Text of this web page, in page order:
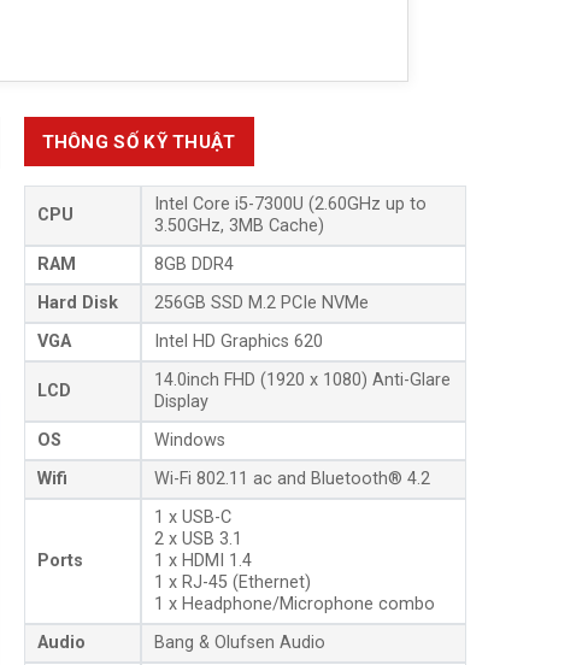
THÔNG SỐ KỸ THUẬT
CPU
Intel Core i5-7300U (2.60GHz up to
3.50GHz, 3MB Cache)
RAM
8GB DDR4
Hard Disk
256GB SSD M.2 PCIe NVMe
VGA
Intel HD Graphics 620
LCD
14.0inch FHD (1920 x 1080) Anti-Glare
Display
OS
Windows
Wifi
Wi-Fi 802.11 ac and Bluetooth® 4.2
Ports
1 x USB-C
2 x USB 3.1
1 x HDMI 1.4
1 x RJ-45 (Ethernet)
1 x Headphone/Microphone combo
Audio
Bang & Olufsen Audio